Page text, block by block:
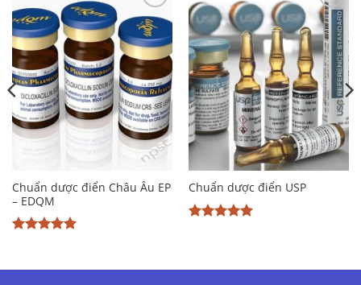
Add to
Wishlist
Chuẩn dược điển Châu Âu EP
– EDQM
sao
Add to
Wishlist
Chuẩn dược điển USP